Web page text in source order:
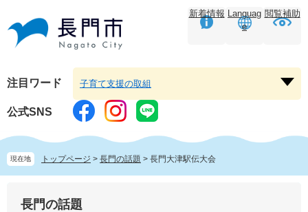
頭
す。
飛
し
本
文
へ
新着情報 Languag
e
閲覧補助
注目ワード
ー
子育て支援の取組
公式SNS
現在地 トップページ > 長門の話題 > 長門大津駅伝大会
長門の話題